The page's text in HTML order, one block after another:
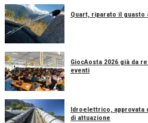
Quart, riparato il guasto
GiocAosta 2026 già da
eventi
Idroelettrico, approvata
di attuazione